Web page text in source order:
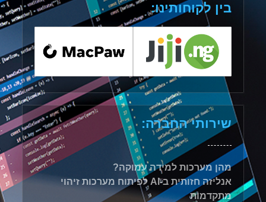
בין לקוחותינו:
שירותי החברה:
מהן מערכות למידה עמוקה?
אנליזה חזותית ב-AI לפיתוח מערכות זיהוי
מתקדמות